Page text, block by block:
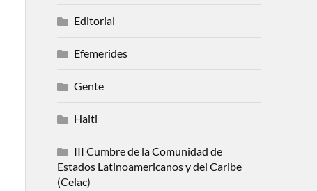
Editorial
Efemerides
Gente
Haiti
III Cumbre de la Comunidad de
Estados Latinoamericanos y del Caribe
(Celac)